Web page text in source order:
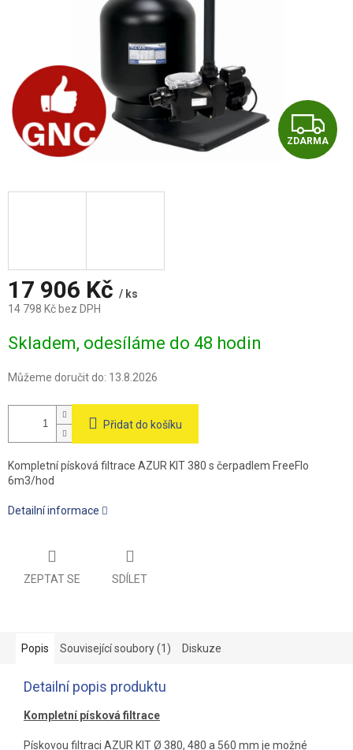
Z
D
ZDARMA
17 906 Kč / ks
14 798 Kč bez DPH
cena:
Skladem, odesíláme do 48 hodin
Můžeme doručit do: 13.8.2026
Přidat do košíku
Kompletní písková filtrace AZUR KIT 380 s čerpadlem FreeFlo
6m3/hod
Detailní informace
ZEPTAT SE SDÍLET
Popis Související soubory (1) Diskuze
Detailní popis produktu
Kompletní písková filtrace
Pískovou filtraci AZUR KIT Ø 380, 480 a 560 mm je možné